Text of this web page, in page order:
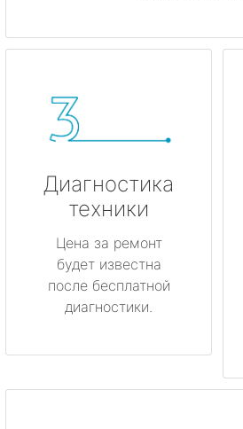
Диагностика
техники
Цена за ремонт
будет известна
после бесплатной
диагностики.